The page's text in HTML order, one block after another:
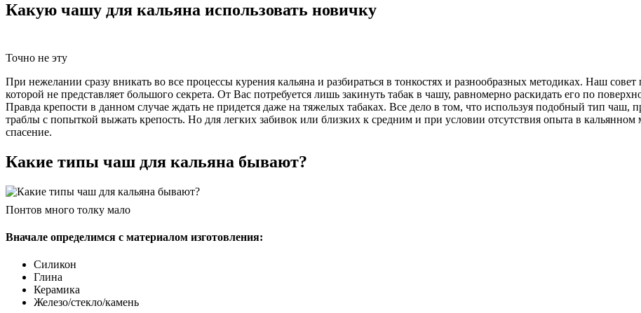
Какую чашу для кальяна использовать новичку
Точно не эту
При нежелании сразу вникать во все процессы курения кальяна и разбираться в тонкостях и разнообразных методиках. Наш
которой не представляет большого секрета. От Вас потребуется лишь закинуть табак в чашу, равномерно раскидать его по
Правда крепости в данном случае ждать не придется даже на тяжелых табаках. Все дело в том, что используя подобный тип чаш,
траблы с попыткой выжать крепость. Но для легких забивок или близких к средним и при условии отсутствия опыта в кальянном
спасение.
Какие типы чаш для кальяна бывают?
Понтов много толку мало
Вначале определимся с материалом изготовления:
Силикон
Глина
Керамика
Железо/стекло/камень